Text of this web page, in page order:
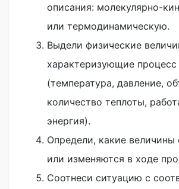
описания: молекулярно-
или термодинамическую.
Выдели физические
характеризующие процесс
(температура, давление,
количество теплоты,
энергия).
Определи, какие величины
или изменяются в ходе
Соотнеси ситуацию с